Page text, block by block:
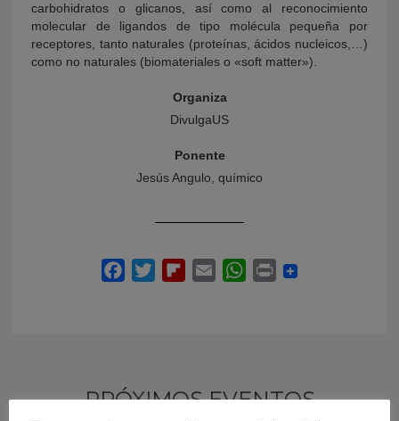
carbohidratos o glicanos, así como al reconocimiento
molecular de ligandos de tipo molécula pequeña por
receptores, tanto naturales (proteínas, ácidos nucleicos,…)
como no naturales (biomateriales o «soft matter»).
Organiza
DivulgaUS
Ponente
Jesús Angulo, químico
PRÓXIMOS EVENTOS